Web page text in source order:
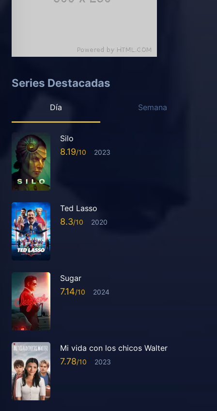
Series Destacadas
Día Semana
Silo
8.19 2023
Ted Lasso
8.3 2020
Sugar
7.14 2024
Mi vida con los chicos Walter
7.78 2023